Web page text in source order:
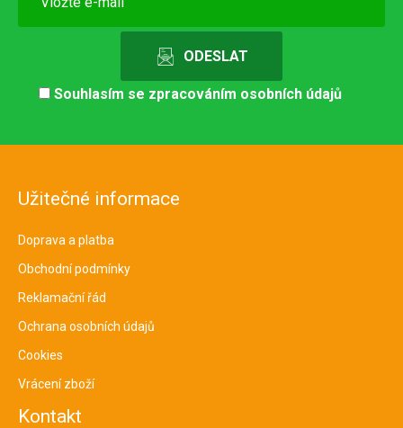
Souhlasím se zpracováním osobních údajů
Užitečné informace
Doprava a platba
Obchodní podmínky
Reklamační řád
Ochrana osobních údajů
Cookies
Vrácení zboží
Kontakt